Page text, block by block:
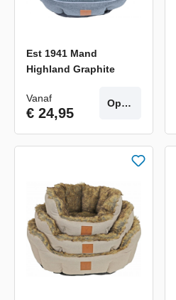
Est 1941 Mand
Highland Graphite
Vanaf
€ 24,95
Opties